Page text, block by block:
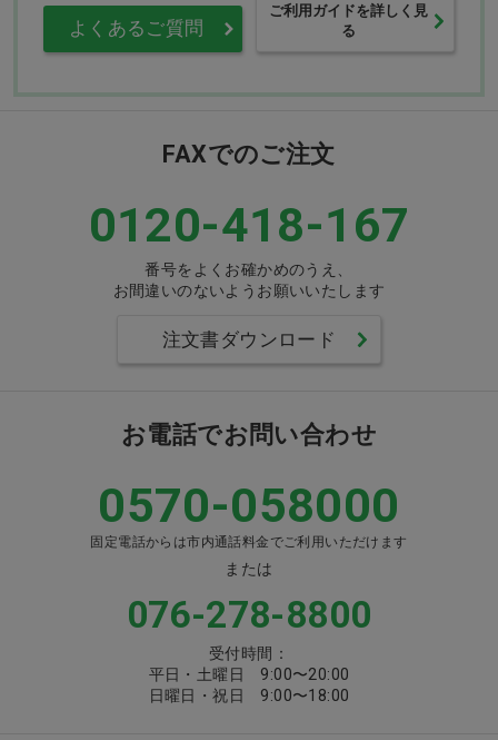
よくあるご質問
ご利用ガイドを詳しく見
る
FAXでのご注文
0120-418-167
番号をよくお確かめのうえ、
お間違いのないようお願いいたします
注文書ダウンロード
お電話でお問い合わせ
0570-058000
固定電話からは市内通話料金でご利用いただけます
または
076-278-8800
受付時間：
平日・土曜日 9:00〜20:00
日曜日・祝日 9:00〜18:00